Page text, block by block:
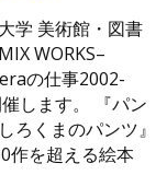
学 美術館・図書
WORKS–
の仕事2002-
します。 『パン
ろくまのパンツ』
作を超える絵本